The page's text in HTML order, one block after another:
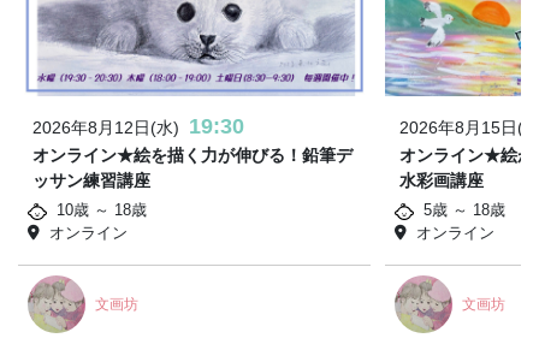
2026年8月12日(水) 19:30
オンライン★絵を描く力が伸びる！鉛筆デ
ッサン練習講座
10歳 ～ 18歳
オンライン
文画坊
2026年8月15日(
オンライン★絵
水彩画講座
5歳 ～ 18歳
オンライン
文画坊